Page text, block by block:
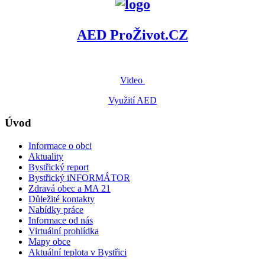
AED ProŽivot.CZ
Video
Využití AED
Úvod
Informace o obci
Aktuality
Bystřický report
Bystřický iNFORMÁTOR
Zdravá obec a MA 21
Důležité kontakty
Nabídky práce
Informace od nás
Virtuální prohlídka
Mapy obce
Aktuální teplota v Bystřici